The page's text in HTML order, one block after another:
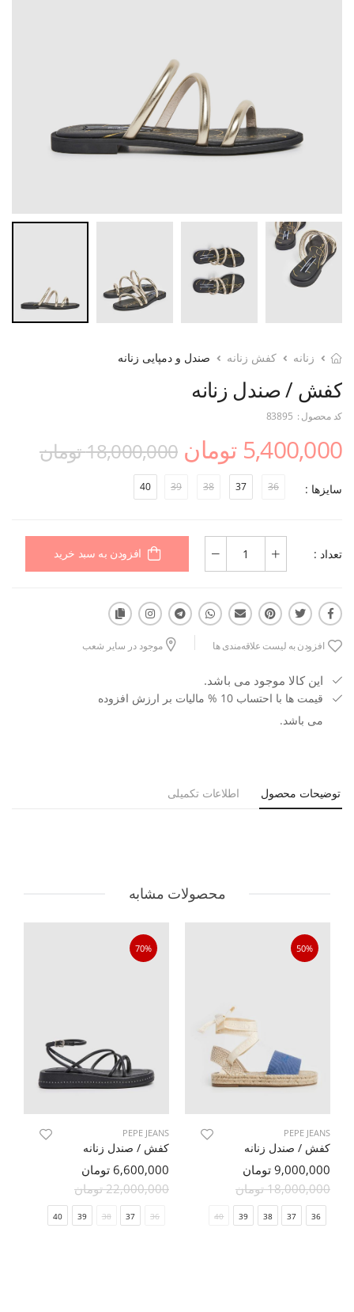
زنانه کفش زنانه صندل و دمپایی زنانه
کفش / صندل زنانه
کد محصول : 83895
5,400,000 تومان 18,000,000 تومان
سایزها : 36
37
38
39
40
تعداد : افزودن به سبد خرید
افزودن به لیست علاقه‌مندی ها موجود در سایر شعب
این کالا موجود می باشد.
قیمت ها با احتساب 10 % مالیات بر ارزش افزوده
می باشد.
توضیحات محصول اطلاعات تکمیلی
محصولات مشابه
50%
PEPE JEANS
کفش / صندل زنانه
9,000,000 تومان
18,000,000 تومان
36
37
38
39
40
70%
PEPE JEANS
کفش / صندل زنانه
6,600,000 تومان
22,000,000 تومان
36
37
38
39
40